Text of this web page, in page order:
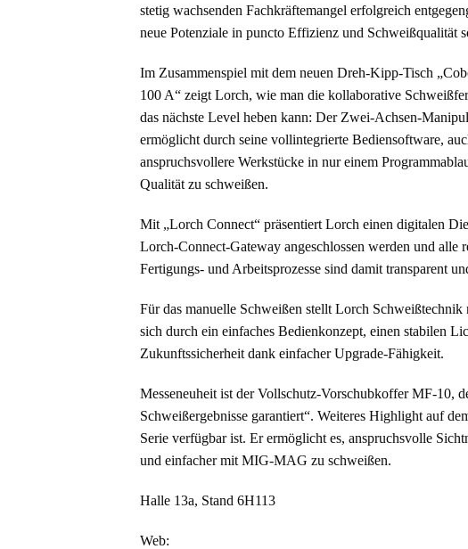
stetig wachsenden Fachkräftemangel erfolgreich
neue Potenziale in puncto Effizienz und
Im Zusammenspiel mit dem neuen Dreh-Kipp-Tisch
100 A“ zeigt Lorch, wie man die kollaborative
das nächste Level heben kann: Der Zwei-Achsen-
ermöglicht durch seine vollintegrierte Bediensoftware,
anspruchsvollere Werkstücke in nur einem
Qualität zu schweißen.
Mit „Lorch Connect“ präsentiert Lorch einen digitalen
Lorch-Connect-Gateway angeschlossen werden und
Fertigungs- und Arbeitsprozesse sind damit transparent
Für das manuelle Schweißen stellt Lorch
sich durch ein einfaches Bedienkonzept, einen stabilen
Zukunftssicherheit dank einfacher Upgrade-Fähigkeit.
Messeneuheit ist der Vollschutz-Vorschubkoffer MF-10,
Schweißergebnisse garantiert“. Weiteres Highlight auf
Serie verfügbar ist. Er ermöglicht es, anspruchsvolle
und einfacher mit MIG-MAG zu schweißen.
Halle 13a, Stand 6H113
Web: